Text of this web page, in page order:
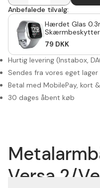
Anbefalede tilvalg:
Hærdet Glas
Skærmbeskytter
79 DKK
Hurtig levering (Instabox,
Sendes fra vores eget lager
Betal med MobilePay, kort
30 dages åbent køb
Versa 2/